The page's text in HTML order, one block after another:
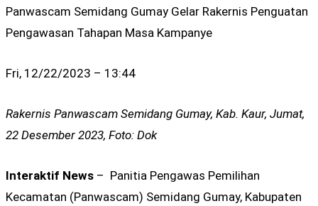
Panwascam Semidang Gumay Gelar Rakernis Penguatan
Pengawasan Tahapan Masa Kampanye
Fri, 12/22/2023 – 13:44
Rakernis Panwascam Semidang Gumay, Kab. Kaur, Jumat,
22 Desember 2023, Foto: Dok
Interaktif News – Panitia Pengawas Pemilihan
Kecamatan (Panwascam) Semidang Gumay, Kabupaten